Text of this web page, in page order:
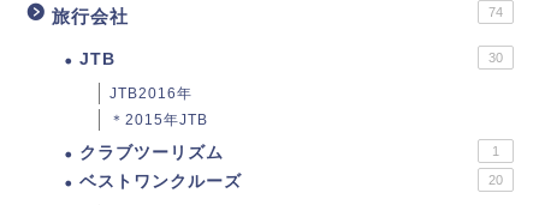
旅行会社 74
JTB 30
JTB2016年
＊2015年JTB
クラブツーリズム 1
ベストワンクルーズ 20